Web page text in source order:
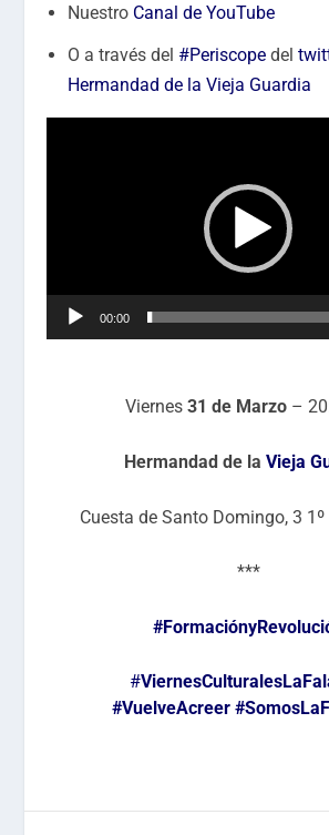
Nuestro Canal de YouTube
O a través del #Periscopedel
Hermandad de la Vieja Guardia
00:00
Viernes 31 de Marzo –
Hermandad de la Vieja
Cuesta de Santo Domingo, 3
***
#
#VuelveAcreer